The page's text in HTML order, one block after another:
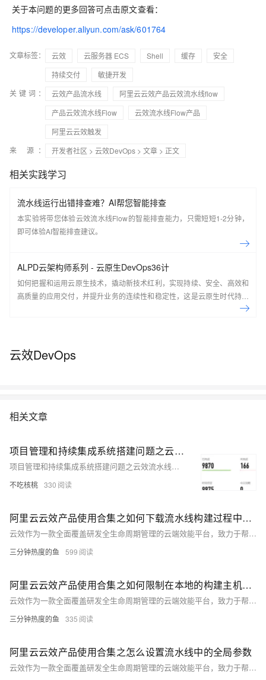
关于本问题的更多回答可点击原文查看：
https://developer.aliyun.com/ask/601764
文章标签： 云效 云服务器 ECS Shell 缓存
安全
持续交付
敏捷开发
关键词：
云效产品流水线
阿里云云效产品云效流水线flow
产品云效流水线Flow
云效流水线Flow产品
阿里云云效触发
来 源：
开发者社区 > 云效DevOps > 文章 > 正文
相关实践学习
流水线运行出错排查难？AI帮您智能排查
本实验将带您体验云效流水线Flow的智能排查能力，只需短短1-2分钟，
即可体验AI智能排查建议。
ALPD云架构师系列 - 云原生DevOps36计
如何把握和运用云原生技术，撬动新技术红利，实现持续、安全、高效和
高质量的应用交付，并提升业务的连续性和稳定性，这是云原生时代持续
交付共同面对的机会和挑战。本课程由阿里云开发者学堂和阿里云云效共
沿技术：了解云原生下DevOps的正确姿势，享受云原生带来的技术红利
系统知识：全局视角看软件研发生命周期，系统学习DevOps实践技能 课
量守护：构建和维护测试和质量守护体系 安全保障：打造可信交付的安全
云效DevOps
相关文章
项目管理和持续集成系统搭建问题之云效流水线支持阿里云产品的企业用户如何解决
项目管理和持续集成系统搭建问题之云效流水线支持阿里云产品的企业用户如何解决
不吃核桃 330
阿里云云效产品使用合集之如何下载流水线构建过程中生成的jar
云效作为一款全面覆盖研发全生命周期管理的云端效能平台，致力于帮助企业实现高效协同、敏捷研发和持续交付。本合集收集整理了用户在使用云效过程中遇到的常见问题，问题涉及项目创建与管理、需求规划与迭代、代码托管与版本控制、自动化测试、持续集成与发布等方面。
三分钟热度的鱼 599
阿里云云效产品使用合集之如何限制在本地的构建主机创建的流水线的并发数
云效作为一款全面覆盖研发全生命周期管理的云端效能平台，致力于帮助企业实现高效协同、敏捷研发和持续交付。本合集收集整理了用户在使用云效过程中遇到的常见问题，问题涉及项目创建与管理、需求规划与迭代、代码托管与版本控制、自动化测试、持续集成与发布等方面。
三分钟热度的鱼 335
阿里云云效产品使用合集之怎么设置流水线中的全局参数
云效作为一款全面覆盖研发全生命周期管理的云端效能平台，致力于帮助企业实现高效协同、敏捷研发和持续交付。本合集收集整理了用户在使用云效过程中遇到的常见问题，问题涉及项目创建与管理、需求规划与迭代、代码托管与版本控制、自动化测试、持续集成与发布等方面。